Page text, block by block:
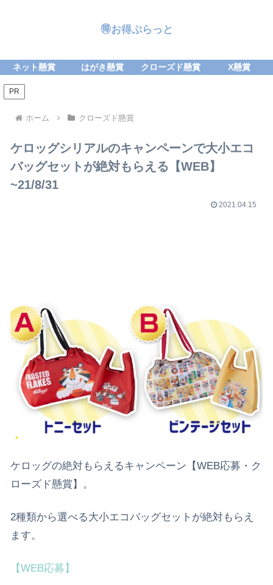
🉐お得ぷらっと
ネット懸賞 はがき懸賞 クローズド懸賞 X懸賞
PR
ホーム クローズド懸賞
ケロッグシリアルのキャンペーンで大小エコ
バッグセットが絶対もらえる【WEB】
~21/8/31
2021.04.15
ケロッグの絶対もらえるキャンペーン【WEB応募・ク
ローズド懸賞】。
2種類から選べる大小エコバッグセットが絶対もらえ
ます。
【WEB応募】